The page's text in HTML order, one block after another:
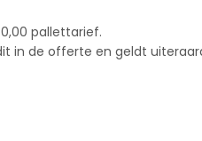
pallettarief.
in de offerte en geldt